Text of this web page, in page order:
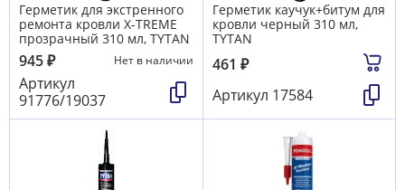
Герметик для экстренного
ремонта кровли X-TREME
прозрачный 310 мл, TYTAN
945₽ Нет в наличии
Артикул
91776/19037
Герметик каучук+битум для
кровли черный 310 мл,
TYTAN
461 ₽
Артикул 17584